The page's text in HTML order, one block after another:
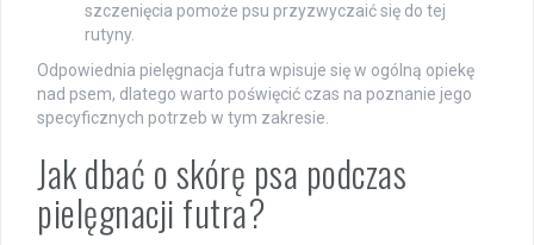
szczenięcia pomoże psu przyzwyczaić się do tej
rutyny.
Odpowiednia pielęgnacja futra wpisuje się w ogólną opiekę
nad psem, dlatego warto poświęcić czas na poznanie jego
specyficznych potrzeb w tym zakresie.
Jak dbać o skórę psa podczas
pielęgnacji futra?